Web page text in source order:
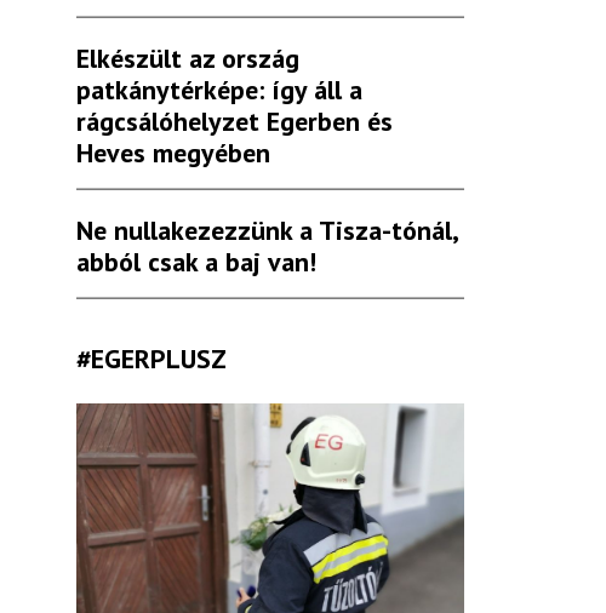
Elkészült az ország
patkánytérképe: így áll a
rágcsálóhelyzet Egerben és
Heves megyében
Ne nullakezezzünk a Tisza-tónál,
abból csak a baj van!
#EGERPLUSZ